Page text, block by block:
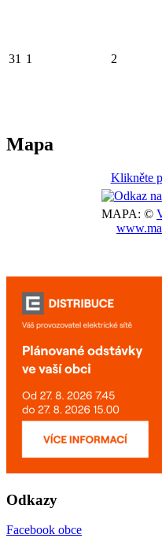
31 1 2
Mapa
Klikněte
MAPA: ©
Odkazy
Facebook obce